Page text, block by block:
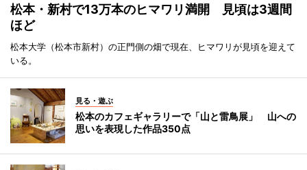
松本・新村で13万本のヒマワリ満開 見頃は3週間
ほど
松本大学（松本市新村）の正門側の畑で現在、ヒマワリが見頃を迎えて
いる。
見る・遊ぶ
松本のカフェギャラリーで「山と雷鳥展」 山への
思いを表現した作品350点